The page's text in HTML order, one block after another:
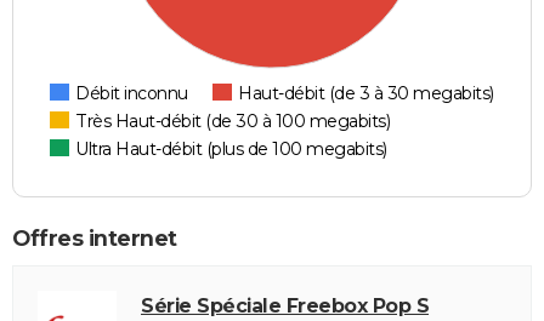
Débit inconnu
Haut-débit (de 3 à 30 megabits)
Très Haut-débit (de 30 à 100 megabits)
Ultra Haut-débit (plus de 100 megabits)
Offres internet
Série Spéciale Freebox Pop S